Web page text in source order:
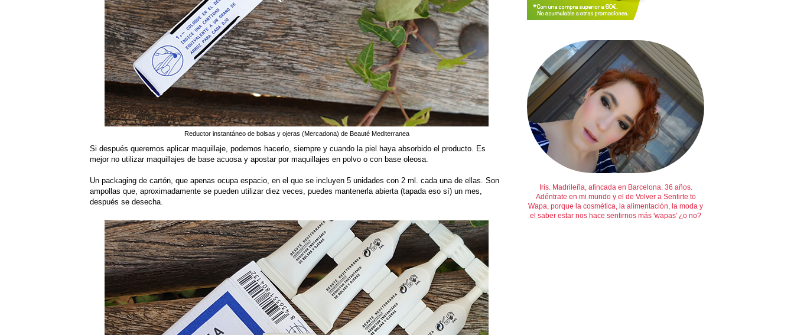
Reductor instantáneo de bolsas y ojeras (Mercadona) de Beauté Mediterranea
Si después queremos aplicar maquillaje, podemos hacerlo, siempre y cuando la piel haya absorbido el producto. Es
mejor no utilizar maquillajes de base acuosa y apostar por maquillajes en polvo o con base oleosa.
Un packaging de cartón, que apenas ocupa espacio, en el que se incluyen 5 unidades con 2 ml. cada una de ellas. Son
ampollas que, aproximadamente se pueden utilizar diez veces, puedes mantenerla abierta (tapada eso sí) un mes,
después se desecha.
Iris. Madrileña, afincada en Barcelona. 36 años.
Adéntrate en mi mundo y el de Volver a Sentirte to
Wapa, porque la cosmética, la alimentación, la moda y
el saber estar nos hace sentirnos más 'wapas' ¿o no?